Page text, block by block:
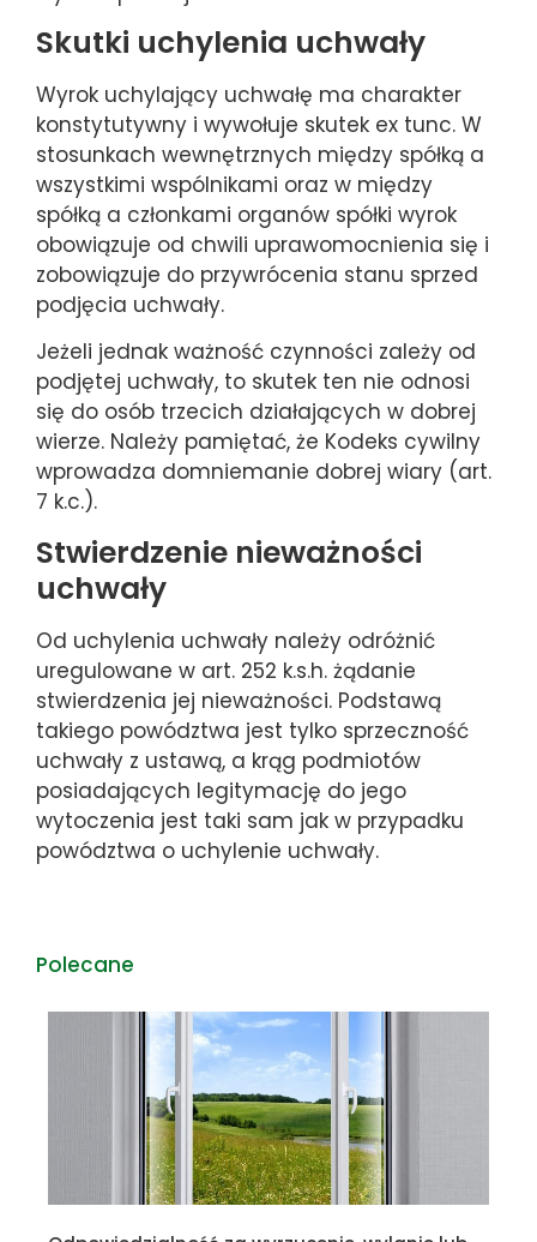
Skutki uchylenia uchwały
Wyrok uchylający uchwałę ma charakter
konstytutywny i wywołuje skutek ex tunc. W
stosunkach wewnętrznych między spółką a
wszystkimi wspólnikami oraz w między
spółką a członkami organów spółki wyrok
obowiązuje od chwili uprawomocnienia się i
zobowiązuje do przywrócenia stanu sprzed
podjęcia uchwały.
Jeżeli jednak ważność czynności zależy od
podjętej uchwały, to skutek ten nie odnosi
się do osób trzecich działających w dobrej
wierze. Należy pamiętać, że Kodeks cywilny
wprowadza domniemanie dobrej wiary (art.
7 k.c.).
Stwierdzenie nieważności
uchwały
Od uchylenia uchwały należy odróżnić
uregulowane w art. 252 k.s.h. żądanie
stwierdzenia jej nieważności. Podstawą
takiego powództwa jest tylko sprzeczność
uchwały z ustawą, a krąg podmiotów
posiadających legitymację do jego
wytoczenia jest taki sam jak w przypadku
powództwa o uchylenie uchwały.
Polecane